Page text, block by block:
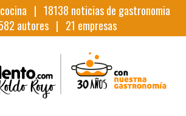
| 18138 noticias de gastronomia
autores | 21 empresas